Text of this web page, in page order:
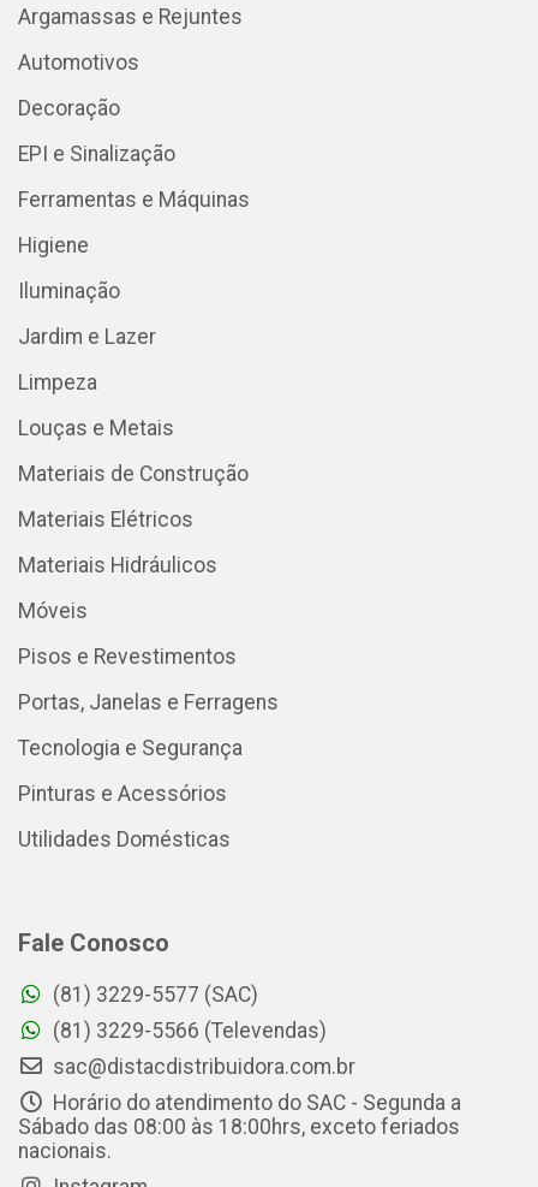
Argamassas e Rejuntes
Automotivos
Decoração
EPI e Sinalização
Ferramentas e Máquinas
Higiene
Iluminação
Jardim e Lazer
Limpeza
Louças e Metais
Materiais de Construção
Materiais Elétricos
Materiais Hidráulicos
Móveis
Pisos e Revestimentos
Portas, Janelas e Ferragens
Tecnologia e Segurança
Pinturas e Acessórios
Utilidades Domésticas
Fale Conosco
(81) 3229-5577 (SAC)
(81) 3229-5566 (Televendas)
sac@distacdistribuidora.com.br
Horário do atendimento do SAC - Segunda a
Sábado das 08:00 às 18:00hrs, exceto feriados
nacionais.